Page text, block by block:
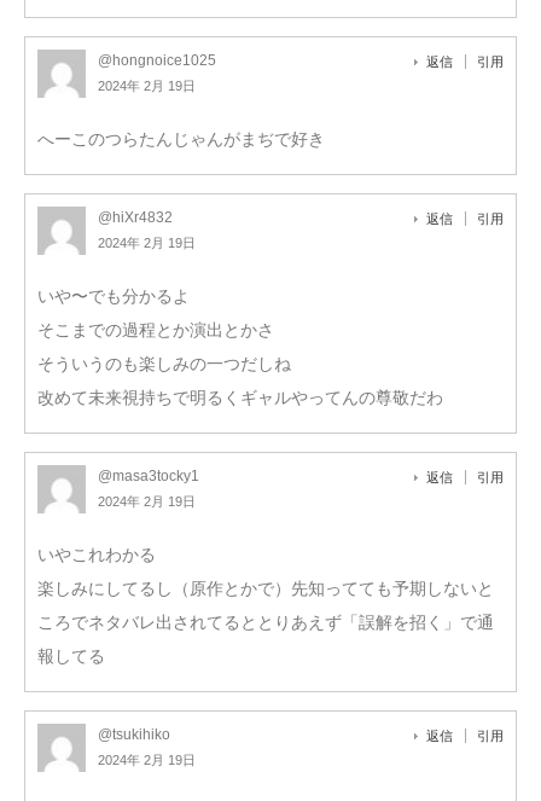
@hongnoice1025
2024年 2月 19日
返信 引用
へーこのつらたんじゃんがまぢで好き
@hiXr4832
2024年 2月 19日
返信 引用
いや〜でも分かるよ
そこまでの過程とか演出とかさ
そういうのも楽しみの一つだしね
改めて未来視持ちで明るくギャルやってんの尊敬だわ
@masa3tocky1
2024年 2月 19日
返信 引用
いやこれわかる
楽しみにしてるし（原作とかで）先知ってても予期しないと
ころでネタバレ出されてるととりあえず「誤解を招く」で通
報してる
@tsukihiko
2024年 2月 19日
返信 引用